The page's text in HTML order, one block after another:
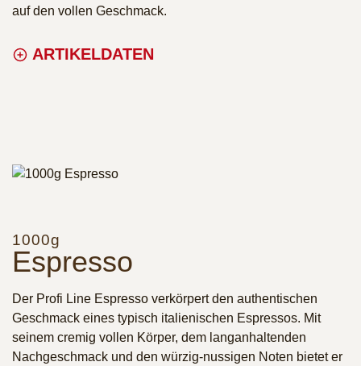
auf den vollen Geschmack.
ARTIKELDATEN
1000g
Espresso
Der Profi Line Espresso verkörpert den authentischen
Geschmack eines typisch italienischen Espressos. Mit
seinem cremig vollen Körper, dem langanhaltenden
Nachgeschmack und den würzig-nussigen Noten bietet er